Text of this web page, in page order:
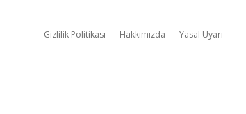
Gizlilik Politikası Hakkımızda Yasal Uyarı